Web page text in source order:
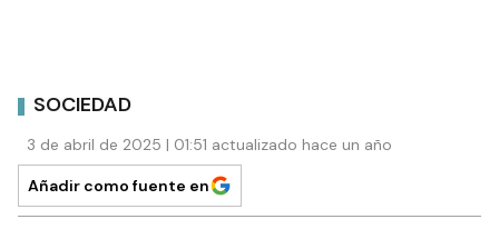
SOCIEDAD
3 de abril de 2025 | 01:51 actualizado hace un año
Añadir como fuente en